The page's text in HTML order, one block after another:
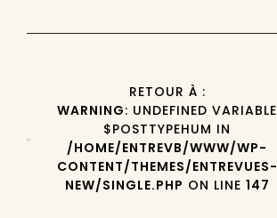
RETOUR À :
WARNING: UNDEFINED VARIABLE
$POSTTYPEHUM IN
/HOME/ENTREVB/WWW/WP-
CONTENT/THEMES/ENTREVUES-
NEW/SINGLE.PHP ON LINE 147